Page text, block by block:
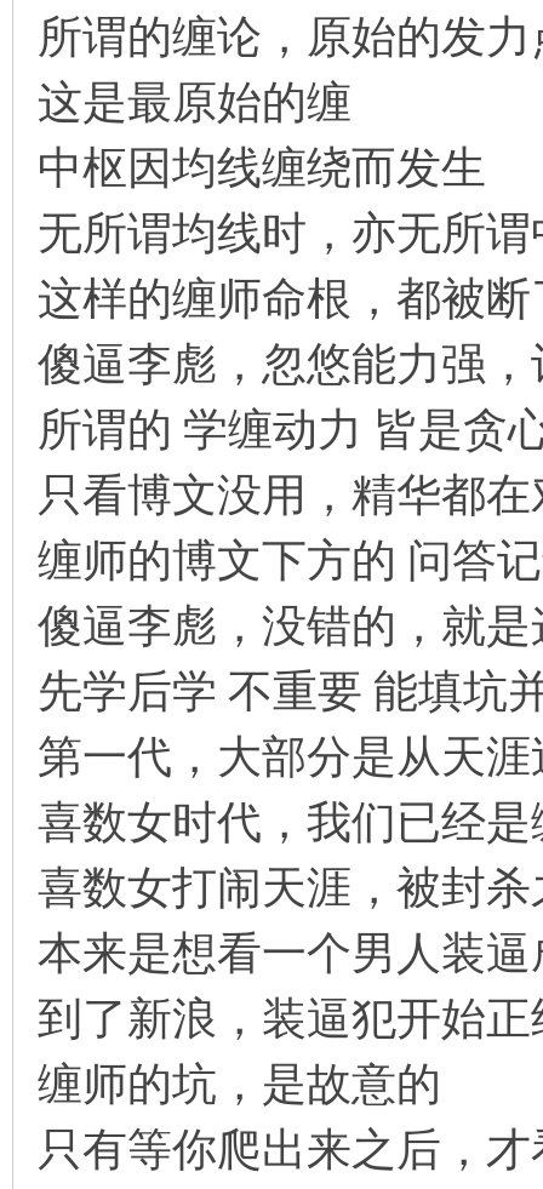
所谓的缠论，原始的发
这是最原始的缠
中枢因均线缠绕而发生
无所谓均线时，亦无所谓
这样的缠师命根，都被断
傻逼李彪，忽悠能力强
所谓的 学缠动力 皆是贪
只看博文没用，精华都在
缠师的博文下方的 问答
傻逼李彪，没错的，就是
先学后学 不重要 能填坑
第一代，大部分是从天
喜数女时代，我们已经
喜数女打闹天涯，被封
本来是想看一个男人装
到了新浪，装逼犯开始
缠师的坑，是故意的
只有等你爬出来之后，